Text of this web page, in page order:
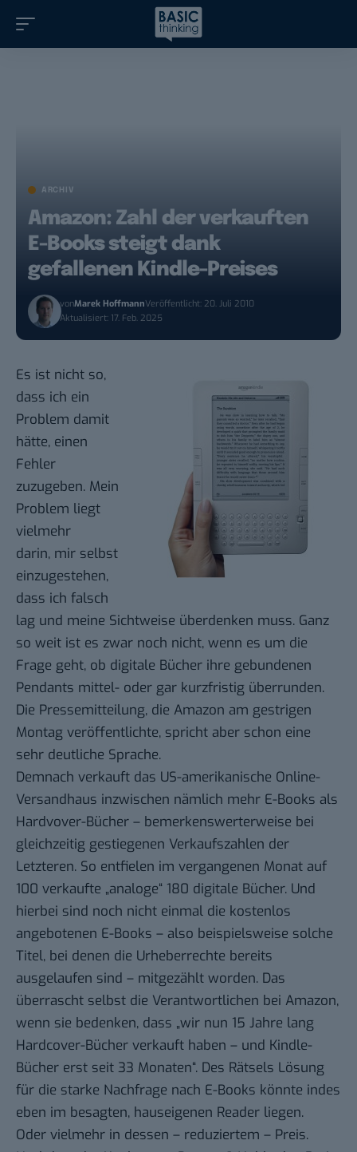
ARCHIV
Amazon: Zahl der verkauften
E-Books steigt dank
gefallenen Kindle-Preises
vonMarek HoffmannVeröffentlicht: 20. Juli 2010
Aktualisiert: 17. Feb. 2025
Es ist nicht so,
dass ich ein
Problem damit
hätte, einen
Fehler
zuzugeben. Mein
Problem liegt
vielmehr
darin, mir selbst
einzugestehen,
dass ich falsch
lag und meine Sichtweise überdenken muss. Ganz
so weit ist es zwar noch nicht, wenn es um die
Frage geht, ob digitale Bücher ihre gebundenen
Pendants mittel- oder gar kurzfristig überrunden.
Die Pressemitteilung, die Amazon am gestrigen
Montag veröffentlichte, spricht aber schon eine
sehr deutliche Sprache.
Demnach verkauft das US-amerikanische Online-
Versandhaus inzwischen nämlich mehr E-Books als
Hardvover-Bücher – bemerkenswerterweise bei
gleichzeitig gestiegenen Verkaufszahlen der
Letzteren. So entfielen im vergangenen Monat auf
100 verkaufte „analoge“ 180 digitale Bücher. Und
hierbei sind noch nicht einmal die kostenlos
angebotenen E-Books – also beispielsweise solche
Titel, bei denen die Urheberrechte bereits
ausgelaufen sind – mitgezählt worden. Das
überrascht selbst die Verantwortlichen bei Amazon,
wenn sie bedenken, dass „wir nun 15 Jahre lang
Hardcover-Bücher verkauft haben – und Kindle-
Bücher erst seit 33 Monaten“. Des Rätsels Lösung
für die starke Nachfrage nach E-Books könnte indes
eben im besagten, hauseigenen Reader liegen.
Oder vielmehr in dessen – reduziertem – Preis.